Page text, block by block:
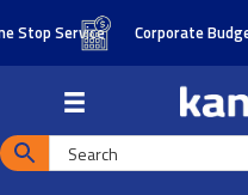
content
Service Corporate